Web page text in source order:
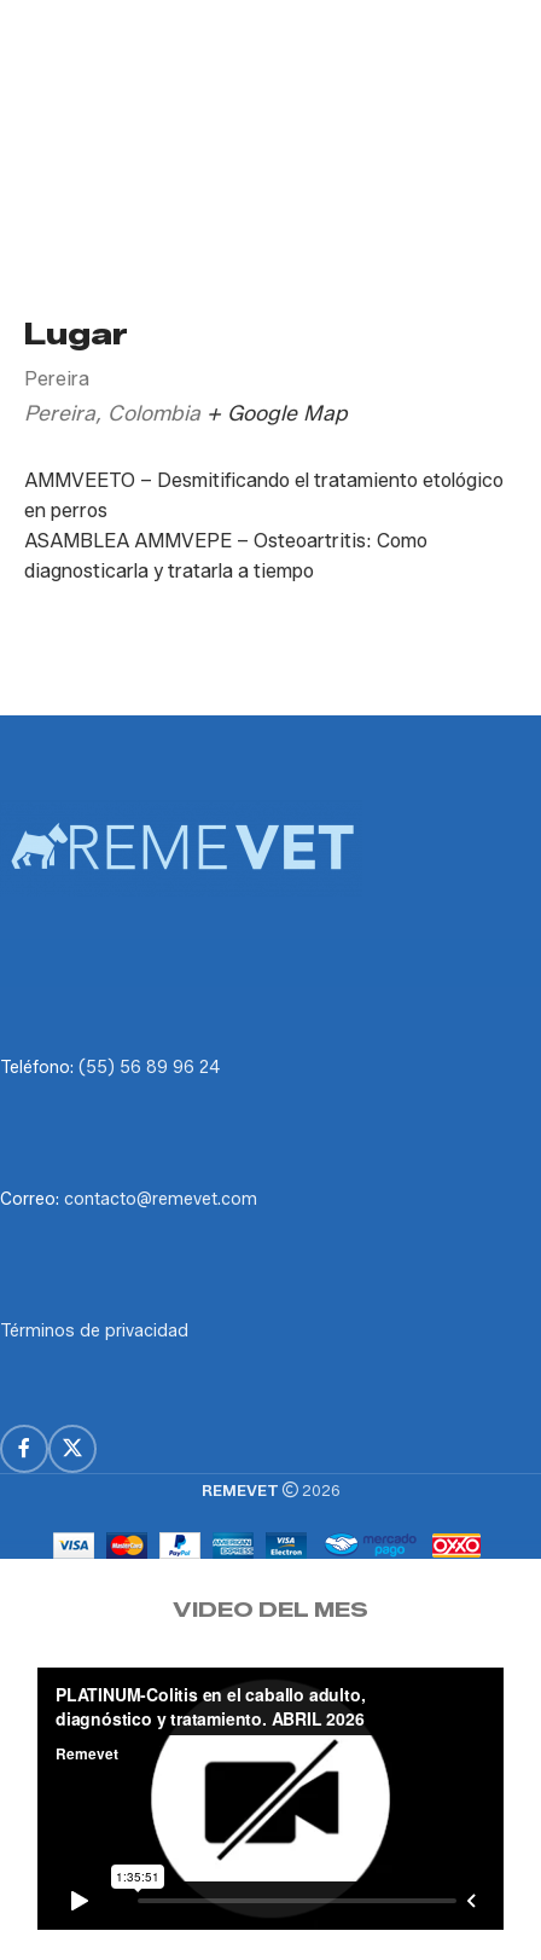
Lugar
Pereira
Pereira, Colombia + Google Map
AMMVEETO – Desmitificando el tratamiento etológico
en perros
ASAMBLEA AMMVEPE – Osteoartritis: Como
diagnosticarla y tratarla a tiempo
Teléfono: (55) 56 89 96 24
Correo: contacto@remevet.com
Términos de privacidad
REMEVET 2026
VIDEO DEL MES